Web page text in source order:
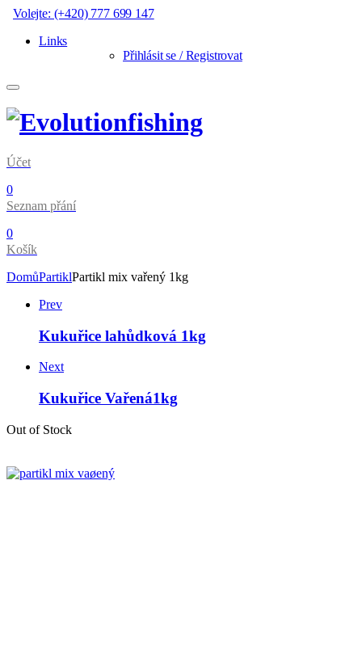
Volejte: (+420) 777 699 147
Links
Přihlásit se / Registrovat
Účet
0
Seznam přání
0
Košík
DomůPartiklPartikl mix vařený 1kg
Prev
Kukuřice lahůdková 1kg
Next
Kukuřice Vařená1kg
Out of Stock